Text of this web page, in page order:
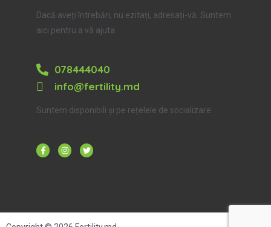
Dacă aveți întrebări, nu ezitați, adresați-vă. Suntem
aici pentru a vă ajuta.
078444040
info@fertility.md
Suntem disponibili și pe rețelele de socializare: